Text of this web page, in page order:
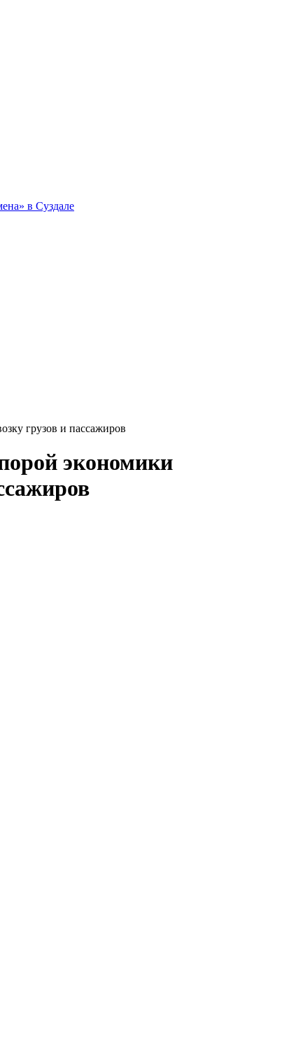
в Суздале
грузов и пассажиров
экономики